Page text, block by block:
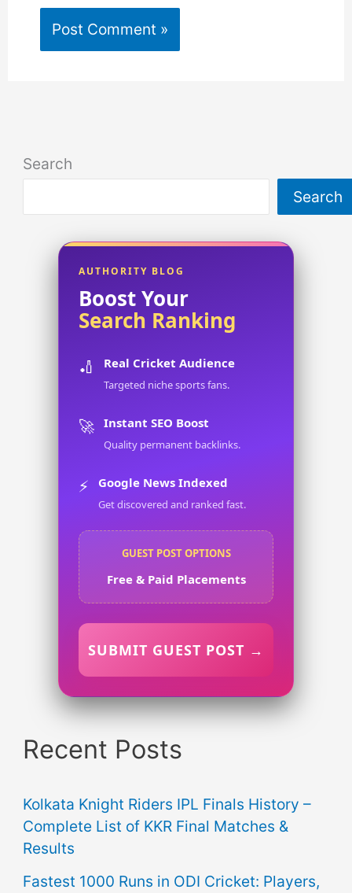
Search
Search
AUTHORITY BLOG
Boost Your
Search Ranking
🏏 Real Cricket Audience
Targeted niche sports fans.
🚀 Instant SEO Boost
Quality permanent backlinks.
⚡ Google News Indexed
Get discovered and ranked fast.
GUEST POST OPTIONS
Free & Paid Placements
SUBMIT GUEST POST →
Recent Posts
Kolkata Knight Riders IPL Finals History –
Complete List of KKR Final Matches &
Results
Fastest 1000 Runs in ODI Cricket: Players,